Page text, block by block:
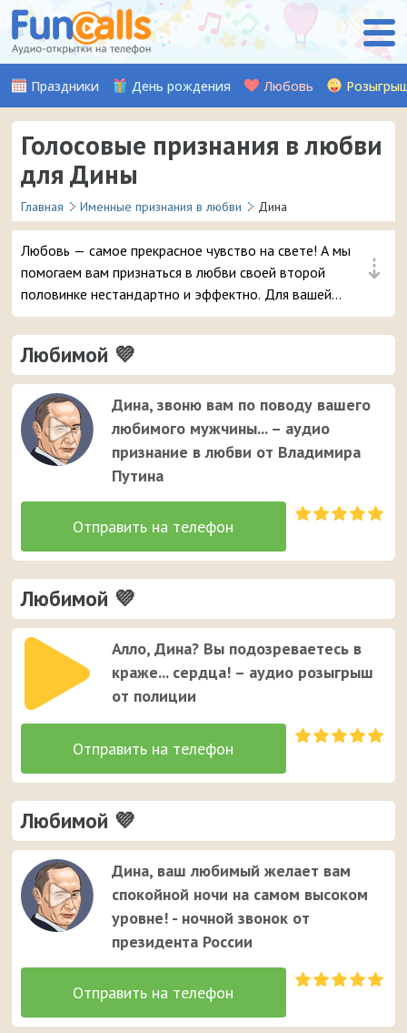
Праздники День рождения Любовь
Голосовые признания в любви
для Дины
Главная Именные признания в любви Дина
⇣
Любовь — самое прекрасное чувство на свете! А мы
помогаем вам признаться в любви своей второй
половинке нестандартно и эффектно. Для вашей
девушки Дины мы записали множество красивых
музыкальных и аудио признаний, стихов, а также
шуточных признаний от Путина (хит!). Выберите
понравившуюся аудио-открытку и уже через пару
мгновений она придет на телефон вашей любимой
Дине. Это единственный случай, когда звонок от
неизвестного номера вызывает улыбку у вашей
девушки ;)
Любимой 💜
Дина, звоню вам по поводу вашего
любимого мужчины... – аудио
признание в любви от Владимира
Путина
Любимой 💜
Алло, Дина? Вы подозреваетесь в
краже... сердца! – аудио розыгрыш
от полиции
Любимой 💜
Дина, ваш любимый желает вам
спокойной ночи на самом высоком
уровне! - ночной звонок от
президента России